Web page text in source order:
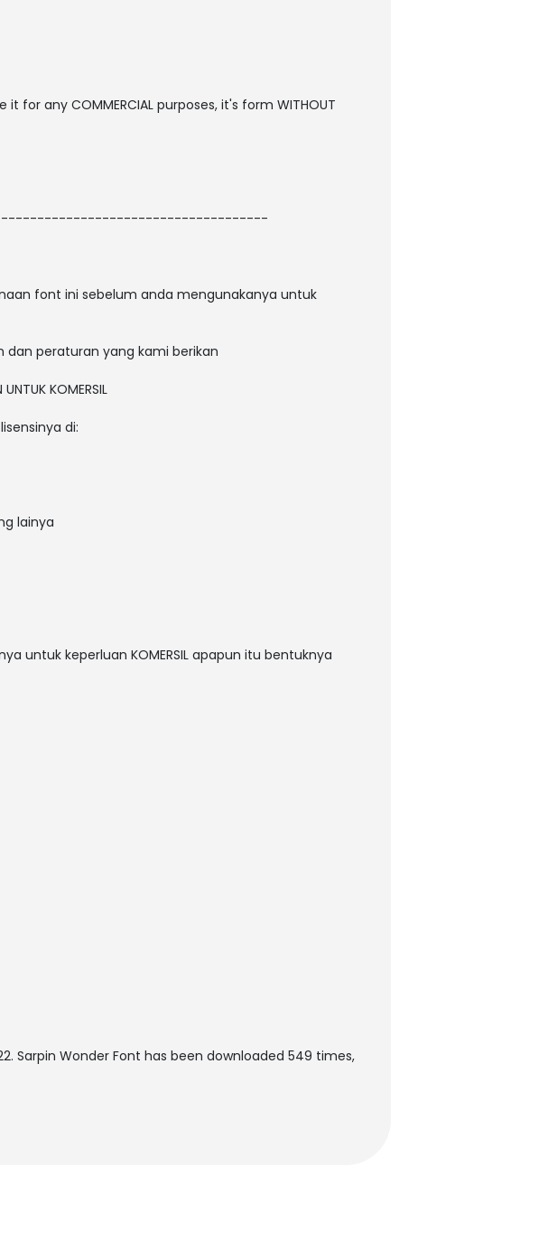
any COMMERCIAL purposes, it's form WITHOUT
font ini sebelum anda mengunakanya untuk
peraturan yang kami berikan
KOMERSIL
di:
lainya
untuk keperluan KOMERSIL apapun itu bentuknya
. Sarpin Wonder Font has been downloaded 549 times,